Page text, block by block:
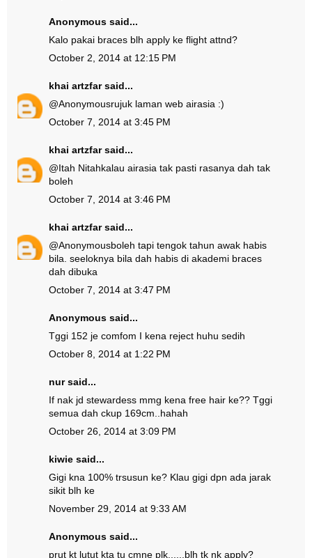
Anonymous said...
Kalo pakai braces blh apply ke flight attnd?
October 2, 2014 at 12:15 PM
khai artzfarsaid...
@Anonymousrujuk laman web airasia :)
October 7, 2014 at 3:45 PM
khai artzfarsaid...
@Itah Nitahkalau airasia tak pasti rasanya dah tak
boleh
October 7, 2014 at 3:46 PM
khai artzfarsaid...
@Anonymousboleh tapi tengok tahun awak habis
bila. seeloknya bila dah habis di akademi braces
dah dibuka
October 7, 2014 at 3:47 PM
Anonymous said...
Tggi 152 je comfom I kena reject huhu sedih
October 8, 2014 at 1:22 PM
nur said...
If nak jd stewardess mmg kena free hair ke?? Tggi
semua dah ckup 169cm..hahah
October 26, 2014 at 3:09 PM
kiwie said...
Gigi kna 100% trsusun ke? Klau gigi dpn ada jarak
sikit blh ke
November 29, 2014 at 9:33 AM
Anonymous said...
prut kt lutut kta tu cmne plk......blh tk nk apply?